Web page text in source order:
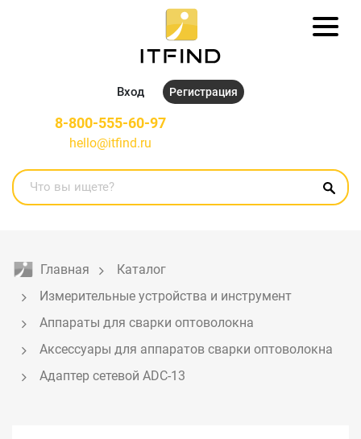
Вход Регистрация
8-800-555-60-97
hello@itfind.ru
Главная
Каталог
Измерительные устройства и инструмент
Аппараты для сварки оптоволокна
Аксессуары для аппаратов сварки оптоволокна
Адаптер сетевой ADC-13